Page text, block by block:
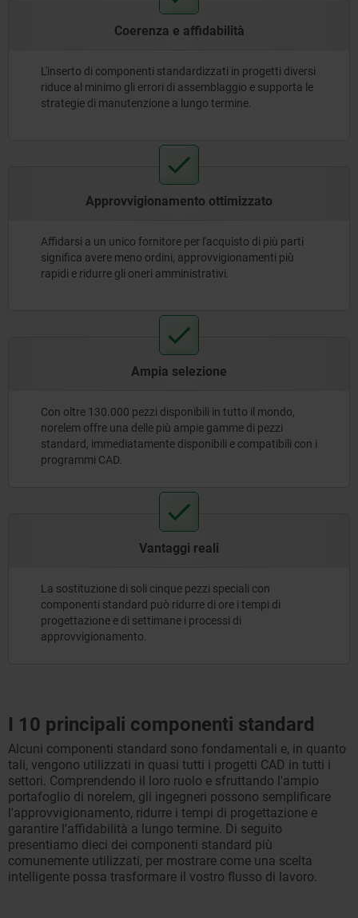
Coerenza e affidabilità
L'inserto di componenti standardizzati in progetti diversi
riduce al minimo gli errori di assemblaggio e supporta le
strategie di manutenzione a lungo termine.
Approvvigionamento ottimizzato
Affidarsi a un unico fornitore per l'acquisto di più parti
significa avere meno ordini, approvvigionamenti più
rapidi e ridurre gli oneri amministrativi.
Ampia selezione
Con oltre 130.000 pezzi disponibili in tutto il mondo,
norelem offre una delle più ampie gamme di pezzi
standard, immediatamente disponibili e compatibili con i
programmi CAD.
Vantaggi reali
La sostituzione di soli cinque pezzi speciali con
componenti standard può ridurre di ore i tempi di
progettazione e di settimane i processi di
approvvigionamento.
I 10 principali componenti standard
Alcuni componenti standard sono fondamentali e, in quanto
tali, vengono utilizzati in quasi tutti i progetti CAD in tutti i
settori. Comprendendo il loro ruolo e sfruttando l'ampio
portafoglio di norelem, gli ingegneri possono semplificare
l'approvvigionamento, ridurre i tempi di progettazione e
garantire l'affidabilità a lungo termine. Di seguito
presentiamo dieci dei componenti standard più
comunemente utilizzati, per mostrare come una scelta
intelligente possa trasformare il vostro flusso di lavoro.